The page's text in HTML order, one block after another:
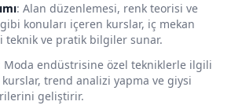
: Alan düzenlemesi, renk teorisi ve
konuları içeren kurslar, iç mekan
teknik ve pratik bilgiler sunar.
Moda endüstrisine özel tekniklerle ilgili
trend analizi yapma ve giysi
geliştirir.